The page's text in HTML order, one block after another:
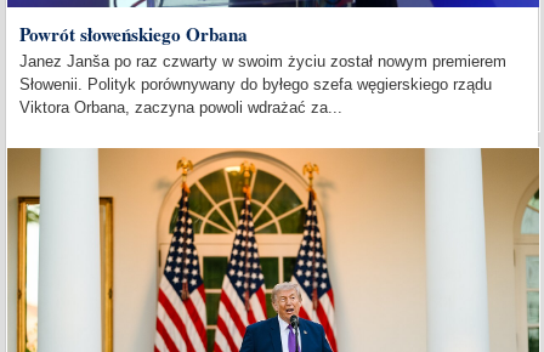
Powrót słoweńskiego Orbana
Janez Janša po raz czwarty w swoim życiu został nowym premierem
Słowenii. Polityk porównywany do byłego szefa węgierskiego rządu
Viktora Orbana, zaczyna powoli wdrażać za...